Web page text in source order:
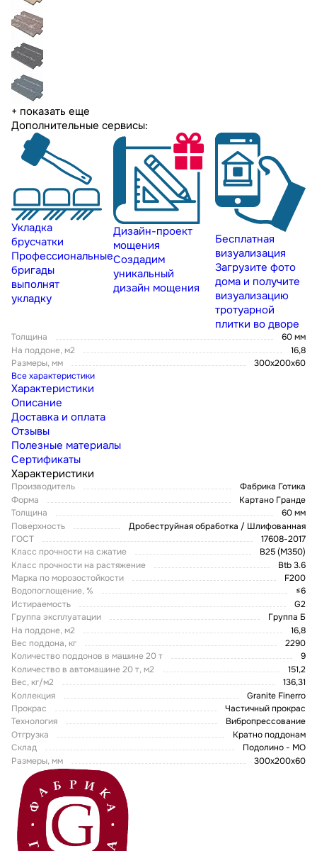
+ показать еще
Дополнительные сервисы:
Укладка
брусчатки
Профессиональные
бригады
выполнят
укладку
Дизайн-проект
мощения
Создадим
уникальный
дизайн мощения
Бесплатная
визуализация
Загрузите фото
дома и получите
визуализацию
тротуарной
плитки во дворе
Толщина
60 мм
На поддоне, м2
16,8
Размеры, мм
300х200х60
Все характеристики
Характеристики
Описание
Доставка и оплата
Отзывы
Полезные материалы
Сертификаты
Характеристики
Производитель
Фабрика Готика
Форма
Картано Гранде
Толщина
60 мм
Поверхность
Дробеструйная обработка / Шлифованная
ГОСТ
17608-2017
Класс прочности на сжатие
В25 (М350)
Класс прочности на растяжение
Btb 3.6
Марка по морозостойкости
F200
Водопоглощение, %
≤6
Истираемость
G2
Группа эксплуатации
Группа Б
На поддоне, м2
16,8
Вес поддона, кг
2290
Количество поддонов в машине 20 т
9
Количество в автомашине 20 т, м2
151,2
Вес, кг/м2
136,31
Коллекция
Granite Finerro
Прокрас
Частичный прокрас
Технология
Вибропрессование
Отгрузка
Кратно поддонам
Склад
Подолино - МО
Размеры, мм
300х200х60